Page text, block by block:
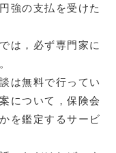
強の支払を受けた
は，必ず専門家に
は無料で行ってい
について，保険会
を鑑定するサービ